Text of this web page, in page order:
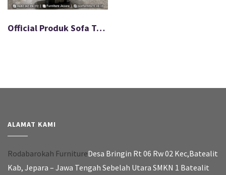
Official Produk Sofa Tamu Valentino Mewah Ukir FS-078
ALAMAT KAMI
Rodabarokah FurnitureDesa Bringin Rt 06 Rw 02 Kec,Batealit
Kab, Jepara – Jawa Tengah Sebelah Utara SMKN 1 Batealit